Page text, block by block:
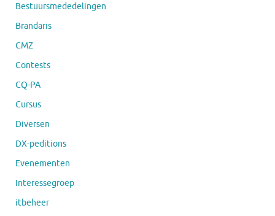
Bestuursmededelingen
Brandaris
CMZ
Contests
CQ-PA
Cursus
Diversen
DX-peditions
Evenementen
Interessegroep
itbeheer